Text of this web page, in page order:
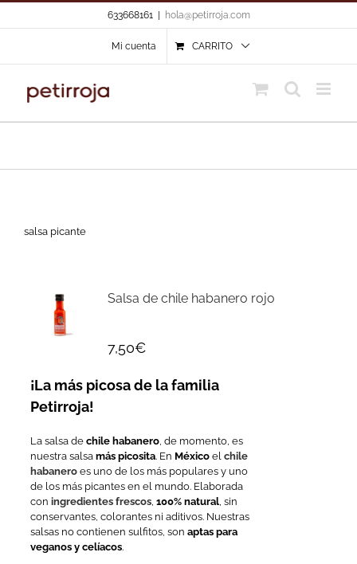
633668161 hola@petirroja.com
Mi cuenta CARRITO
salsa picante
Salsa de chile habanero rojo
7,50€
¡La más picosa de la familia
Petirroja!
La salsa de chile habanero, de momento, es
nuestra salsa más picosita. En Méxicoel chile
habaneroes uno de los más populares y uno
de los más picantes en el mundo. Elaborada
con ingredientes frescos, 100% natural, sin
conservantes, colorantes ni aditivos. Nuestras
salsas no contienen sulfitos, son aptas para
veganos y celíacos.